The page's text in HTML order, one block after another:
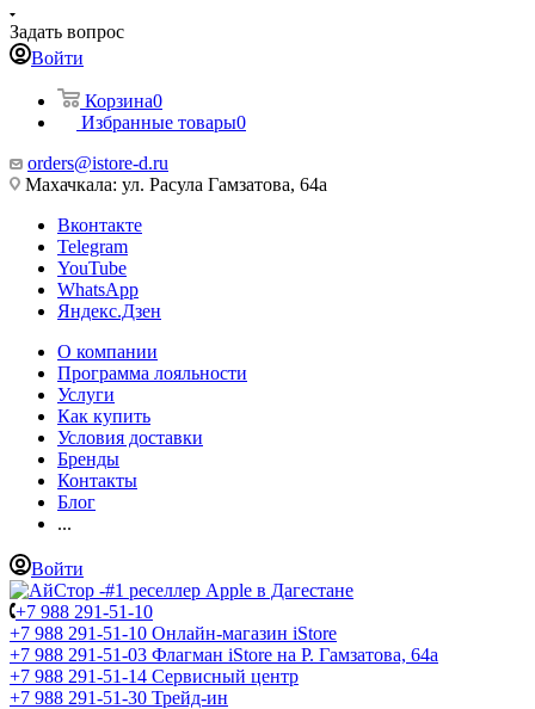
Задать вопрос
Войти
Корзина0
Избранные товары0
orders@istore-d.ru
Махачкала: ул. Расула Гамзатова, 64а
Вконтакте
Telegram
YouTube
WhatsApp
Яндекс.Дзен
О компании
Программа лояльности
Услуги
Как купить
Условия доставки
Бренды
Контакты
Блог
...
Войти
+7 988 291-51-10
+7 988 291-51-10 Онлайн-магазин iStore
+7 988 291-51-03 Флагман iStore на Р. Гамзатова, 64а
+7 988 291-51-14 Сервисный центр
+7 988 291-51-30 Трейд-ин